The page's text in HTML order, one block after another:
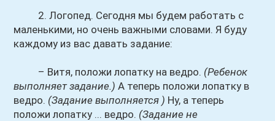
2. Логопед. Сегодня мы будем работать с
маленькими, но очень важными словами. Я буду
каждому из вас давать задание:
– Витя, положи лопатку на ведро. (Ребенок
выполняет задание.) А теперь положи лопатку в
ведро. (Задание выполняется ) Ну, а теперь
положи лопатку ... ведро. (Задание не